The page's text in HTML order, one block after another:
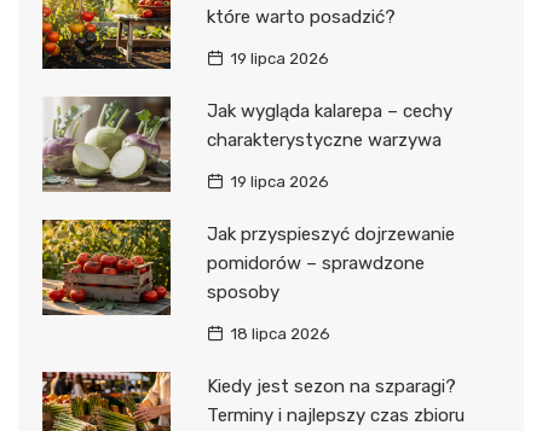
które warto posadzić?
19 lipca 2026
Jak wygląda kalarepa – cechy
charakterystyczne warzywa
19 lipca 2026
Jak przyspieszyć dojrzewanie
pomidorów – sprawdzone
sposoby
18 lipca 2026
Kiedy jest sezon na szparagi?
Terminy i najlepszy czas zbioru